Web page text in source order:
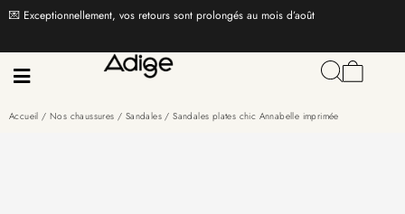
💌 Exceptionnellement, vos retours sont prolongés au mois d’août
Accueil /Nos chaussures / Sandales / Sandales plates chic Annabelle imprimée